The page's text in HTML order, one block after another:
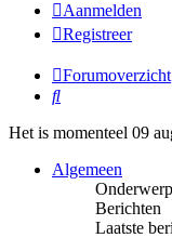
Aanmelden
Registreer
Forumoverzicht
Zoek
Het is momenteel 09
Algemeen
Berichten
Laatste